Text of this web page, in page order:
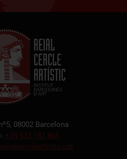
08002 Barcelona
+34 933 187 866